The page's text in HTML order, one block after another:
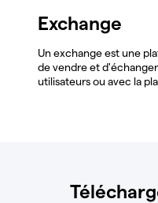
Exchange
Un exchange est une
de vendre et
utilisateurs ou avec la